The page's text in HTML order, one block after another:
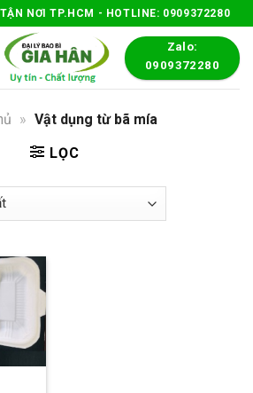
NƠI TP.HCM - HOTLINE: 0909372280
Zalo:
0909372280
» Vật dụng từ bã mía
LỌC